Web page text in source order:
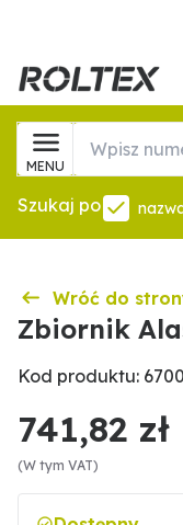
MENU
Szukaj po
Wróć do
Zbiornik
Kod produktu:
741,82 zł
(W tym VAT)